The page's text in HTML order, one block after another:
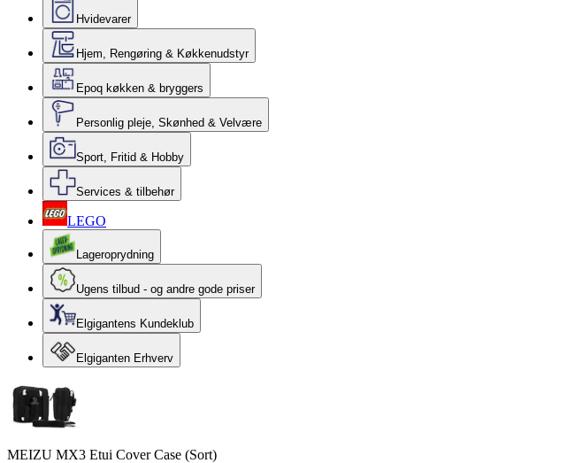
Hvidevarer
Hjem, Rengøring & Køkkenudstyr
Epoq køkken & bryggers
Personlig pleje, Skønhed & Velvære
Sport, Fritid & Hobby
Services & tilbehør
LEGO
Lageroprydning
Ugens tilbud - og andre gode priser
Elgigantens Kundeklub
Elgiganten Erhverv
MEIZU MX3 Etui Cover Case (Sort)